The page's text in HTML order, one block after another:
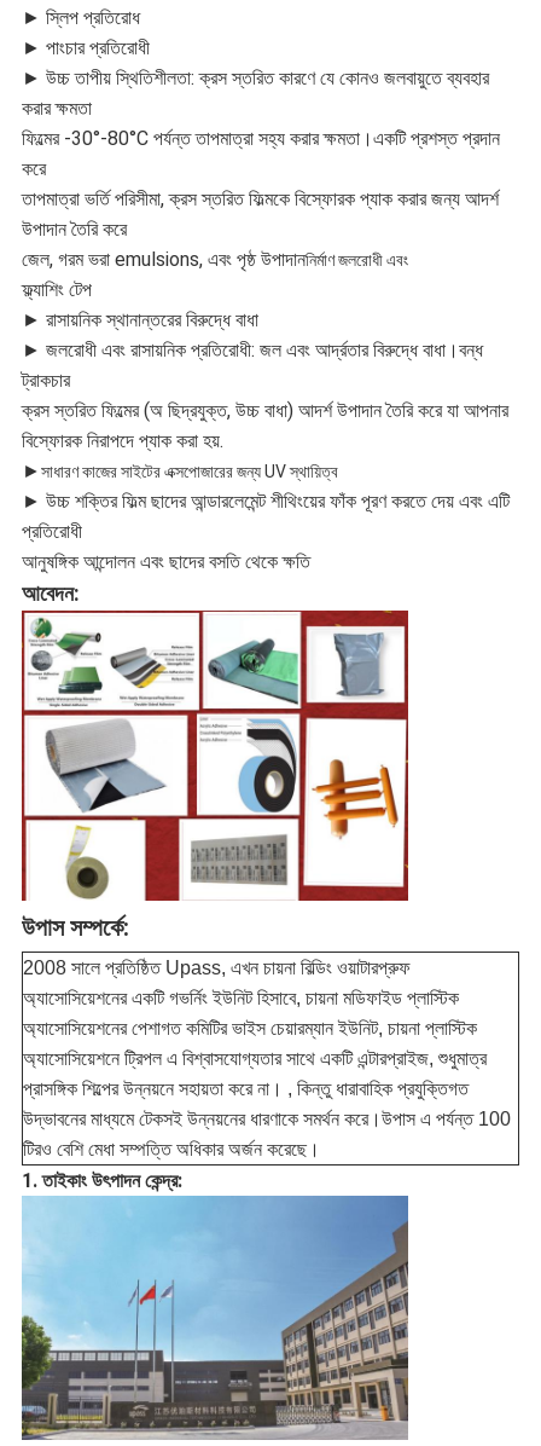
► স্লিপ প্রতিরোধ
► পাংচার প্রতিরোধী
► উচ্চ তাপীয় স্থিতিশীলতা: ক্রস স্তরিত কারণে যে কোনও জলবায়ুতে ব্যবহার
করার ক্ষমতা
ফিল্মের -30°-80°C পর্যন্ত তাপমাত্রা সহ্য করার ক্ষমতা।একটি প্রশস্ত প্রদান
করে
তাপমাত্রা ভর্তি পরিসীমা, ক্রস স্তরিত ফিল্মকে বিস্ফোরক প্যাক করার জন্য আদর্শ
উপাদান তৈরি করে
জেল, গরম ভরা emulsions, এবং পৃষ্ঠ উপাদাননির্মাণ জলরোধী এবং
ফ্ল্যাশিং টেপ
► রাসায়নিক স্থানান্তরের বিরুদ্ধে বাধা
► জলরোধী এবং রাসায়নিক প্রতিরোধী: জল এবং আর্দ্রতার বিরুদ্ধে বাধা।বন্ধ
ট্রাকচার
ক্রস স্তরিত ফিল্মের (অ ছিদ্রযুক্ত, উচ্চ বাধা) আদর্শ উপাদান তৈরি করে যা আপনার
বিস্ফোরক নিরাপদে প্যাক করা হয়.
►সাধারণ কাজের সাইটের এক্সপোজারের জন্য UV স্থায়িত্ব
► উচ্চ শক্তির ফিল্ম ছাদের আন্ডারলেমেন্ট শীথিংয়ের ফাঁক পূরণ করতে দেয় এবং এটি
প্রতিরোধী
আনুষঙ্গিক আন্দোলন এবং ছাদের বসতি থেকে ক্ষতি
আবেদন:
উপাস সম্পর্কে:
2008 সালে প্রতিষ্ঠিত Upass, এখন চায়না বিল্ডিং ওয়াটারপ্রুফ
অ্যাসোসিয়েশনের একটি গভর্নিং ইউনিট হিসাবে, চায়না মডিফাইড প্লাস্টিক
অ্যাসোসিয়েশনের পেশাগত কমিটির ভাইস চেয়ারম্যান ইউনিট, চায়না প্লাস্টিক
অ্যাসোসিয়েশনে ট্রিপল এ বিশ্বাসযোগ্যতার সাথে একটি এন্টারপ্রাইজ, শুধুমাত্র
প্রাসঙ্গিক শিল্পের উন্নয়নে সহায়তা করে না। , কিন্তু ধারাবাহিক প্রযুক্তিগত
উদ্ভাবনের মাধ্যমে টেকসই উন্নয়নের ধারণাকে সমর্থন করে।উপাস এ পর্যন্ত 100
টিরও বেশি মেধা সম্পত্তি অধিকার অর্জন করেছে।
1. তাইকাং উৎপাদন কেন্দ্র: